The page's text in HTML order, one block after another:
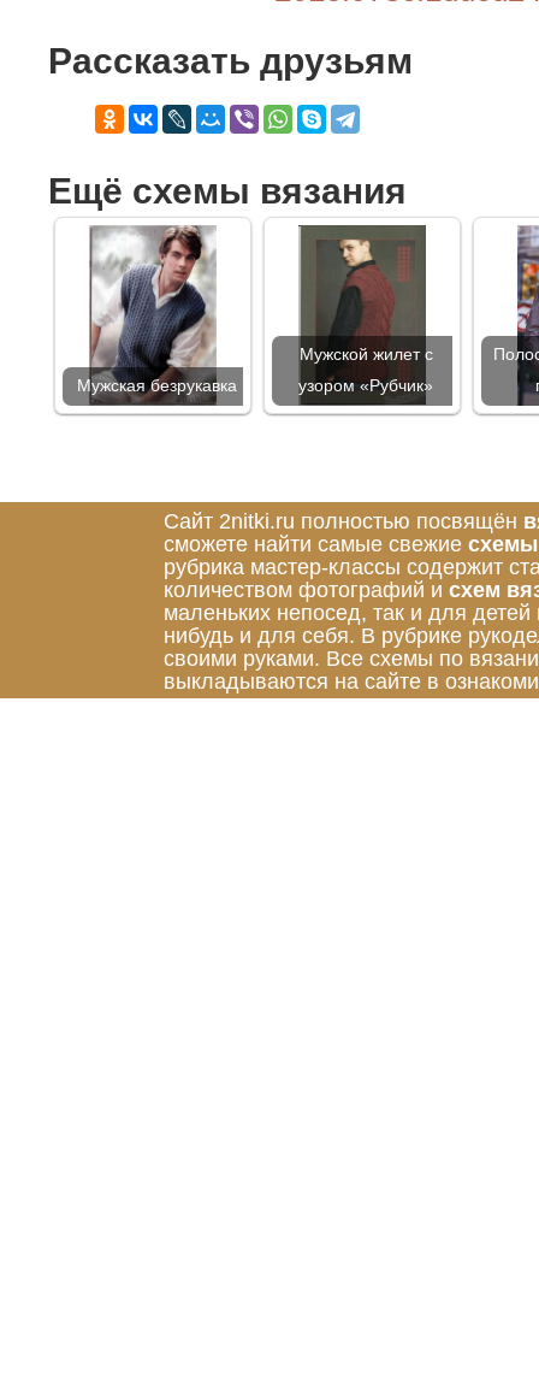
Рассказать друзьям
Ещё схемы вязания
Мужская безрукавка
Мужской жилет с
узором «Рубчик»
Сайт 2nitki.ru полностью посвящён
сможете найти самые свежие схемы
рубрика мастер-классы содержит
количеством фотографий и схем
маленьких непосед, так и для
нибудь и для себя. В рубрике
своими руками. Все схемы по
выкладываются на сайте в